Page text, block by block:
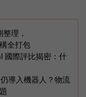
理，
全打包
國際評比揭密：什
導入機器人？物流